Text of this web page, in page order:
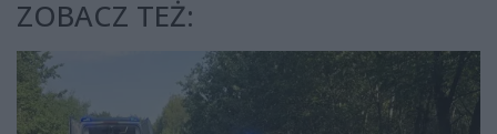
ZOBACZ TEŻ: